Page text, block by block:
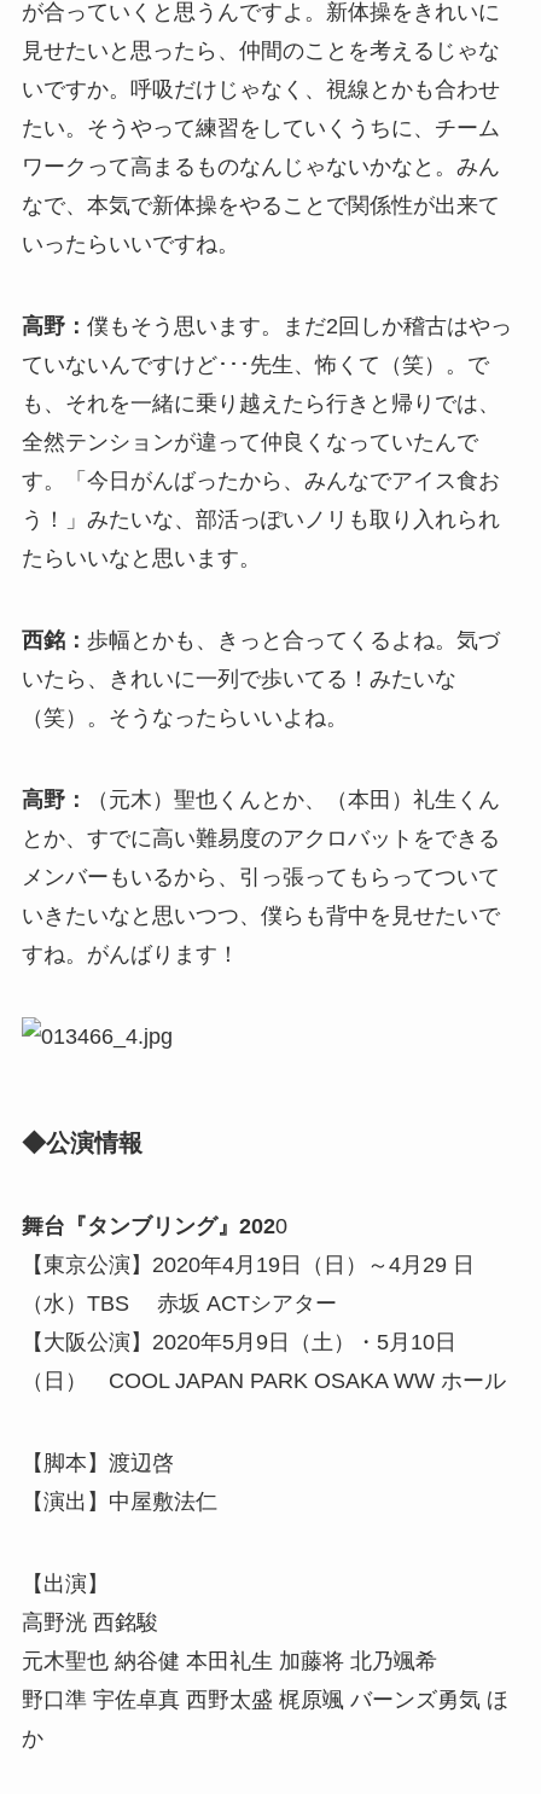
が合っていくと思うんですよ。新体操をきれいに
見せたいと思ったら、仲間のことを考えるじゃな
いですか。呼吸だけじゃなく、視線とかも合わせ
たい。そうやって練習をしていくうちに、チーム
ワークって高まるものなんじゃないかなと。みん
なで、本気で新体操をやることで関係性が出来て
いったらいいですね。
高野： 僕もそう思います。まだ2回しか稽古はやっ
ていないんですけど･･･先生、怖くて（笑）。で
も、それを一緒に乗り越えたら行きと帰りでは、
全然テンションが違って仲良くなっていたんで
す。「今日がんばったから、みんなでアイス食お
う！」みたいな、部活っぽいノリも取り入れられ
たらいいなと思います。
西銘： 歩幅とかも、きっと合ってくるよね。気づ
いたら、きれいに一列で歩いてる！みたいな
（笑）。そうなったらいいよね。
高野：
（元木）聖也くんとか、（本田）礼生くん
とか、すでに高い難易度のアクロバットをできる
メンバーもいるから、引っ張ってもらってついて
いきたいなと思いつつ、僕らも背中を見せたいで
すね。がんばります！
◆公演情報
舞台『タンブリング』2020
【東京公演】2020年4月19日（日）～4月29 日
（水）TBS 赤坂 ACTシアター
【大阪公演】2020年5月9日（土）・5月10日
（日） COOL JAPAN PARK OSAKA WW ホール
【脚本】渡辺啓
【演出】中屋敷法仁
【出演】
高野洸 西銘駿
元木聖也 納谷健 本田礼生 加藤将 北乃颯希
野口準 宇佐卓真 西野太盛 梶原颯 バーンズ勇気 ほ
か